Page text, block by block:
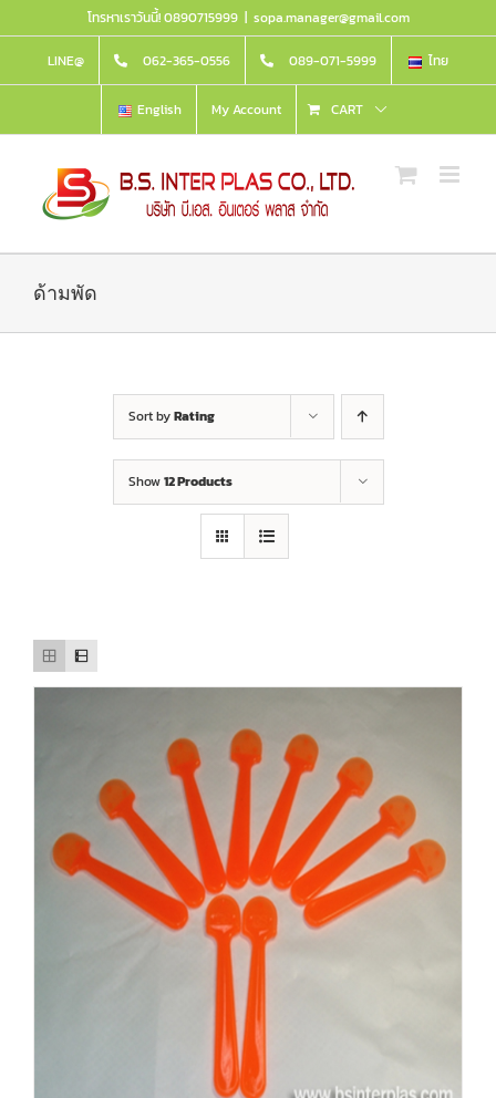
to
content
โทรหาเราวันนี้! 0890715999 | sopa.manager@gmail.com
LINE@ 062-365-0556 089-071-5999 ไทย
English My Account CART
ด้ามพัด
Sort byRating
Show12 Products